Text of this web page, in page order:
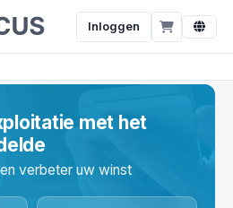
Inloggen
met het
verbeter uw winst